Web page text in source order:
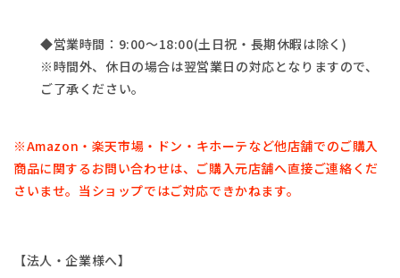
◆営業時間：9:00～18:00(土日祝・長期休暇は除く)
※時間外、休日の場合は翌営業日の対応となりますので、
ご了承ください。
※Amazon・楽天市場・ ドン・キホーテなど他店舗でのご購入
商品に関するお問い合わせは、 ご購入元店舗へ直接ご連絡くだ
さいませ。 当ショップではご対応できかねます。
【法人・企業様へ】